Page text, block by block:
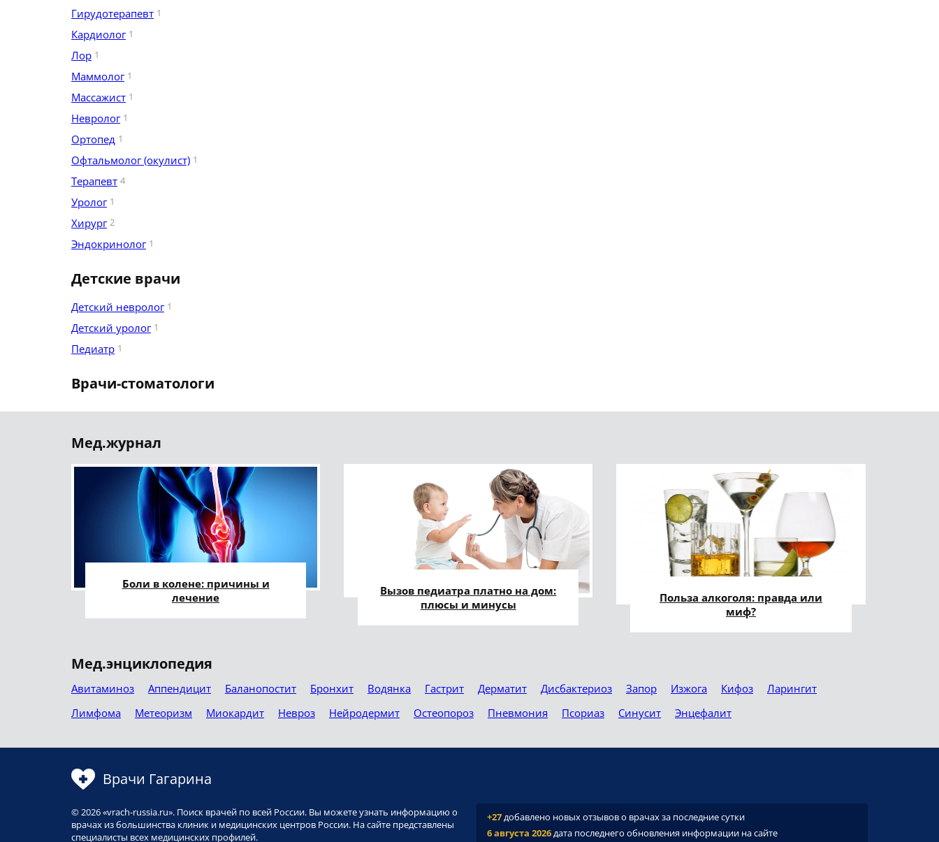
Гирудотерапевт 1
Кардиолог 1
Лор 1
Маммолог 1
Массажист 1
Невролог 1
Ортопед 1
Офтальмолог (окулист) 1
Терапевт 4
Уролог 1
Хирург 2
Эндокринолог 1
Детские врачи
Детский невролог 1
Детский уролог 1
Педиатр 1
Врачи-стоматологи
Мед.журнал
Боли в колене: причины и
лечение
Вызов педиатра платно на дом:
плюсы и минусы
Польза алкоголя: правда или
миф?
Мед.энциклопедия
Авитаминоз Аппендицит Баланопостит Бронхит Водянка Гастрит Дерматит Дисбактериоз Запор Изжога Кифоз
Ларингит
Лимфома
Метеоризм Миокардит Невроз Нейродермит Остеопороз Пневмония Псориаз Синусит Энцефалит
Врачи Гагарина
© 2026 «vrach-russia.ru». Поиск врачей по всей России. Вы можете узнать информацию о
врачах из большинства клиник и медицинских центров России. На сайте представлены
специалисты всех медицинских профилей.
+27добавлено новых отзывов о врачах за последние сутки
6 августа 2026дата последнего обновления информации на сайте